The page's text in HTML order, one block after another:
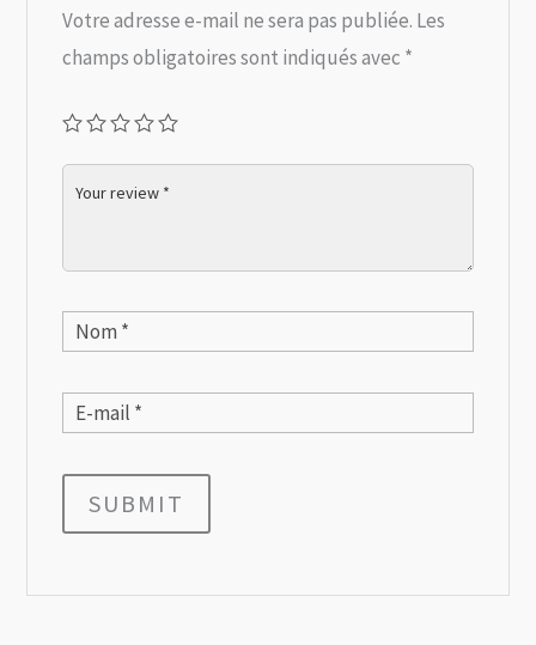
Votre adresse e-mail ne sera pas publiée. Les
champs obligatoires sont indiqués avec *
SUBMIT